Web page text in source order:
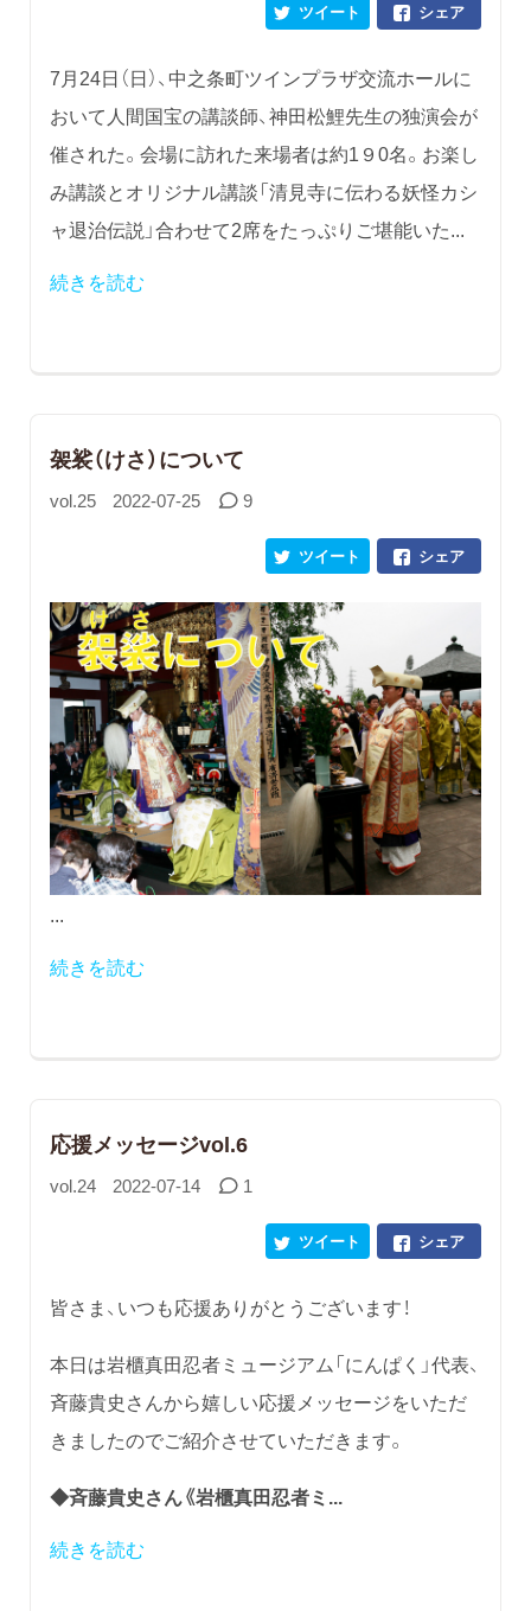
シェア
ツイート
7月24日（日）、中之条町ツインプラザ交流ホールに
おいて人間国宝の講談師、神田松鯉先生の独演会が
催された。会場に訪れた来場者は約1９0名。お楽し
み講談とオリジナル講談「清見寺に伝わる妖怪カシ
ャ退治伝説」合わせて2席をたっぷりご堪能いた...
続きを読む
袈裟（けさ）について
vol.25 2022-07-25 9
シェア
ツイート
...
続きを読む
応援メッセージvol.6
vol.24 2022-07-14 1
シェア
ツイート
皆さま、いつも応援ありがとうございます！
本日は岩櫃真田忍者ミュージアム「にんぱく」代表、
斉藤貴史さんから嬉しい応援メッセージをいただ
きましたのでご紹介させていただきます。
◆斉藤貴史さん《岩櫃真田忍者ミ...
続きを読む